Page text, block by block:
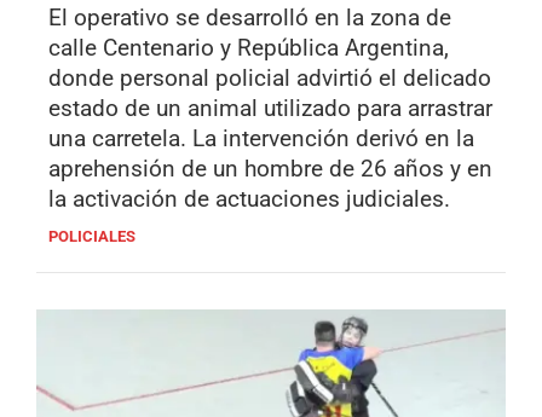
El operativo se desarrolló en la zona de
calle Centenario y República Argentina,
donde personal policial advirtió el delicado
estado de un animal utilizado para arrastrar
una carretela. La intervención derivó en la
aprehensión de un hombre de 26 años y en
la activación de actuaciones judiciales.
POLICIALES